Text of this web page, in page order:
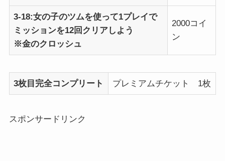
3-18:女の子のツムを使って1プレイで
ミッションを12回クリアしよう
※金のクロッシュ
2000コイ
ン
3枚目完全コンプリート プレミアムチケット 1枚
スポンサードリンク